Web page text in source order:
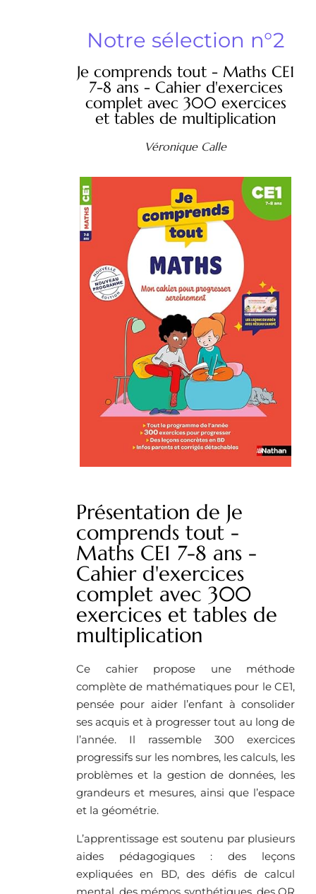
Notre sélection n°2
Je comprends tout - Maths CE1
7-8 ans - Cahier d'exercices
complet avec 300 exercices
et tables de multiplication
Véronique Calle
Présentation de Je
comprends tout -
Maths CE1 7-8 ans -
Cahier d'exercices
complet avec 300
exercices et tables de
multiplication
Ce cahier propose une méthode
complète de mathématiques pour le CE1,
pensée pour aider l’enfant à consolider
ses acquis et à progresser tout au long de
l’année. Il rassemble 300 exercices
progressifs sur les nombres, les calculs, les
problèmes et la gestion de données, les
grandeurs et mesures, ainsi que l’espace
et la géométrie.
L’apprentissage est soutenu par plusieurs
aides pédagogiques : des leçons
expliquées en BD, des défis de calcul